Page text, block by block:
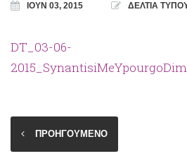
ΙΟΎΝ 03, 2015 ΔΕΛΤΙΑ
DT_03-06-
ΠΡΟΗΓΟΥΜΕΝΟ